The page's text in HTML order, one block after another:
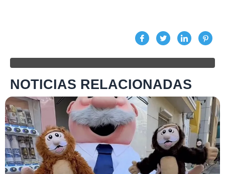
NOTICIAS RELACIONADAS